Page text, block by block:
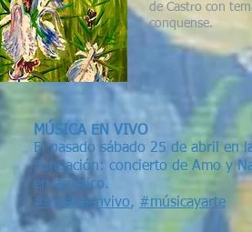
de Castro con
conquense.
MÚSICA EN VIVO
El pasado sábado 25 de abril en
Fundación: concierto de Amo y
en acústico.
#músicaenvivo, #músicayarte